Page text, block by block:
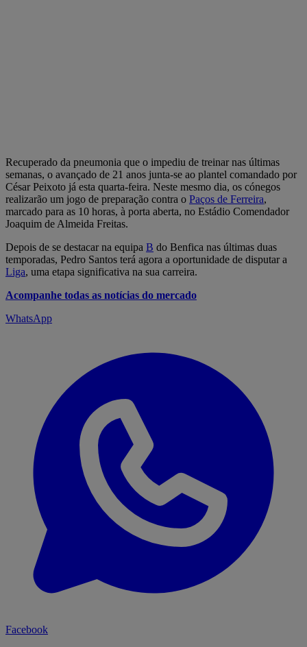
Recuperado da pneumonia que o impediu de treinar nas últimas
semanas, o avançado de 21 anos junta-se ao plantel comandado por
César Peixoto já esta quarta-feira. Neste mesmo dia, os cónegos
realizarão um jogo de preparação contra o Paços de Ferreira,
marcado para as 10 horas, à porta aberta, no Estádio Comendador
Joaquim de Almeida Freitas.
Depois de se destacar na equipa B do Benfica nas últimas duas
temporadas, Pedro Santos terá agora a oportunidade de disputar a
Liga, uma etapa significativa na sua carreira.
Acompanhe todas as notícias do mercado
WhatsApp
Facebook